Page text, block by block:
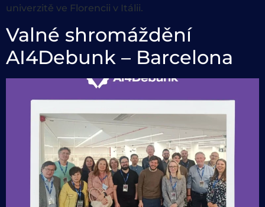
univerzitě ve Florencii v Itálii.
Valné shromáždění
AI4Debunk – Barcelona